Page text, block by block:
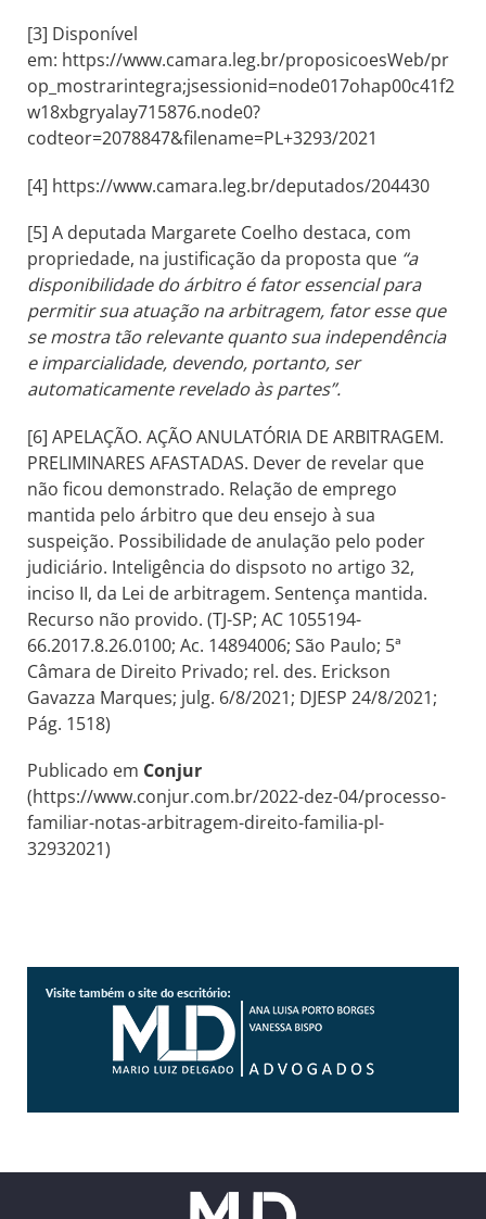
[3] Disponível
em: https://www.camara.leg.br/proposicoesWeb/pr
op_mostrarintegra;jsessionid=node017ohap00c41f2
w18xbgryalay715876.node0?
codteor=2078847&filename=PL+3293/2021
[4] https://www.camara.leg.br/deputados/204430
[5] A deputada Margarete Coelho destaca, com
propriedade, na justificação da proposta que “a
disponibilidade do árbitro é fator essencial para
permitir sua atuação na arbitragem, fator esse que
se mostra tão relevante quanto sua independência
e imparcialidade, devendo, portanto, ser
automaticamente revelado às partes”.
[6] APELAÇÃO. AÇÃO ANULATÓRIA DE ARBITRAGEM.
PRELIMINARES AFASTADAS. Dever de revelar que
não ficou demonstrado. Relação de emprego
mantida pelo árbitro que deu ensejo à sua
suspeição. Possibilidade de anulação pelo poder
judiciário. Inteligência do dispsoto no artigo 32,
inciso II, da Lei de arbitragem. Sentença mantida.
Recurso não provido. (TJ-SP; AC 1055194-
66.2017.8.26.0100; Ac. 14894006; São Paulo; 5ª
Câmara de Direito Privado; rel. des. Erickson
Gavazza Marques; julg. 6/8/2021; DJESP 24/8/2021;
Pág. 1518)
Publicado em Conjur
(https://www.conjur.com.br/2022-dez-04/processo-
familiar-notas-arbitragem-direito-familia-pl-
32932021)
Visite também o site do escritório: